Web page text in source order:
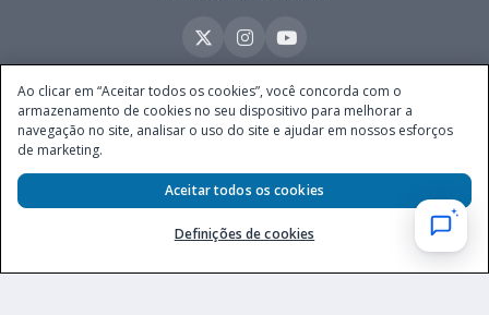
Este site é operado pela Ventmear Brasil LTDA (CNPJ 52.868.380/0001-84), com
endereço na Avenida Brigadeiro Faria Lima, nº 4.055, 3º andar, Itaim Bibi, no
Município de São Paulo, Estado de São Paulo, CEP 04538-133, Brasil - empresa
autorizada a operar apostas de quota fixa em todo território nacional pela
Secretaria de Prêmios e Apostas do Ministério da Fazenda, conforme Portaria nº
247, de 07.02.2025, publicada no DOU em 11.2.2025.
Ao clicar em “Aceitar todos os cookies”, você concorda com o
armazenamento de cookies no seu dispositivo para melhorar a
navegação no site, analisar o uso do site e ajudar em nossos esforços
de marketing.
Definições de cookies
Aceitar todos os cookies